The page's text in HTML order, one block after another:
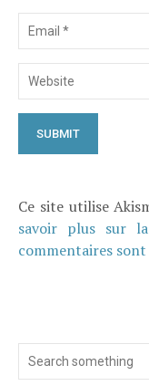
Ce site utilise
savoir plus sur
commentaires